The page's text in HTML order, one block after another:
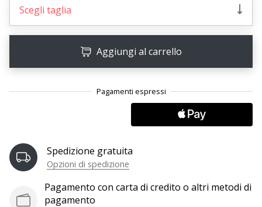
Tempo di lettura: 2 min.
Weplayvolleyball
affiliate
tuo
sito
personale,
gestisci
Scegli taglia
Aggiungi al carrello
Spedizione gratuita
Opzioni di spedizione
Pagamento con carta di credito o altri metodi di
pagamento